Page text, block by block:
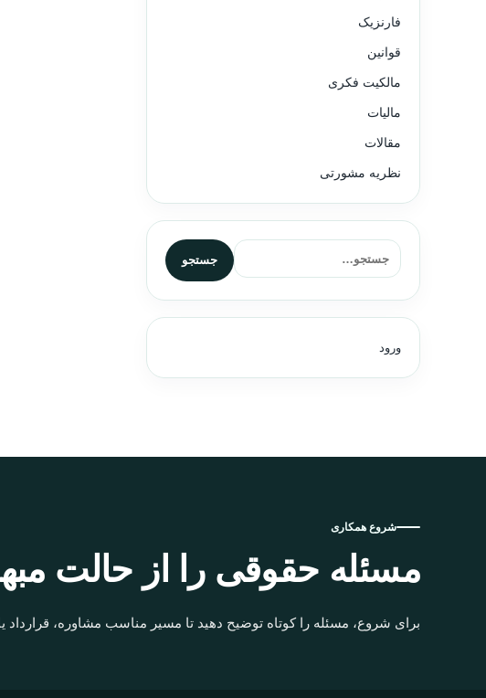
فارنزیک
قوانین
مالکیت فکری
مالیات
مقالات
نظریه مشورتی
جستجو برای:
جستجو
ورود
شروع همکاری
مسئله حقوقی را از حالت
برای شروع، مسئله را کوتاه توضیح دهید تا مسیر مناسب مشاوره،